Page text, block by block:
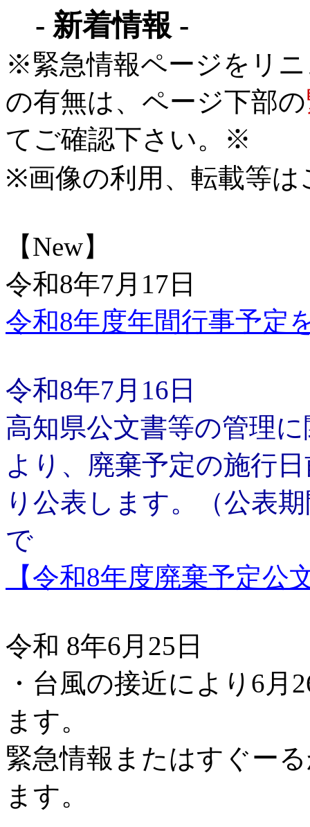
- 新着情報 -
※緊急情報ページをリ
の有無は、ページ下部の
てご確認下さい。※
※画像の利用、転載等
【New】
令和8年7月17日
令和8年度年間行事予定
令和8年7月16日
高知県公文書等の管理
より、廃棄予定の施行
り公表します。（公表
で
【令和8年度廃棄予定
令和 8年6月25日
・ 台風の接近により6月
ます。
緊急情報 またはすぐー
ます。